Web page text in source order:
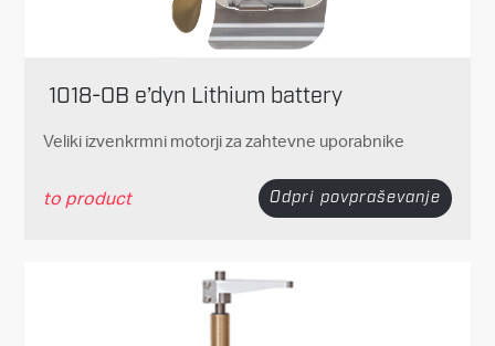
1018-OB e’dyn Lithium battery
Veliki izvenkrmni motorji za zahtevne uporabnike
to product Odpri povpraševanje